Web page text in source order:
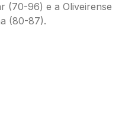
(70-96) e a Oliveirense
(80-87).